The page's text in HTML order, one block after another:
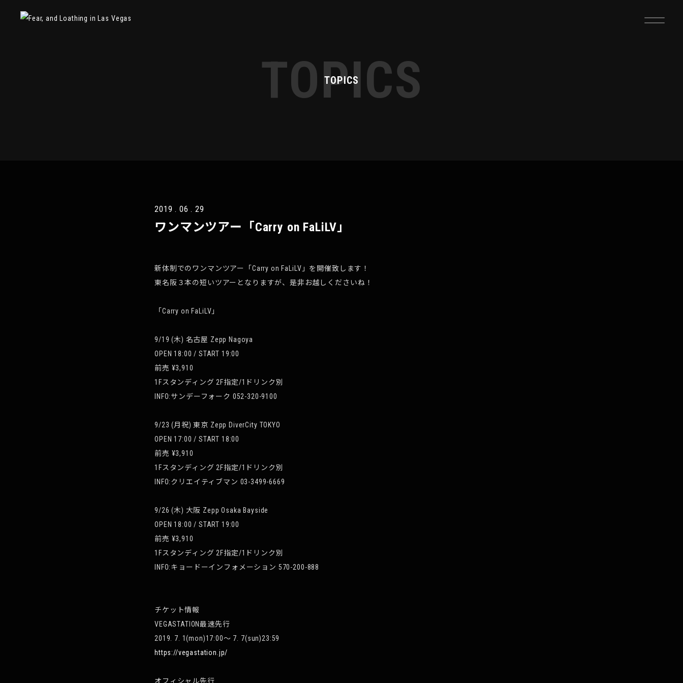
TOPICS
TOPICS
2019 . 06 . 29
ワンマンツアー「Carry on FaLiLV」
新体制でのワンマンツアー「Carry on FaLiLV」を開催致します！
東名阪３本の短いツアーとなりますが、是非お越しくださいね！
「Carry on FaLiLV」
9/19 (木) 名古屋 Zepp Nagoya
OPEN 18:00 / START 19:00
前売 ¥3,910
1Fスタンディング 2F指定/1ドリンク別
INFO:サンデーフォーク 052-320-9100
9/23 (月祝) 東京 Zepp DiverCity TOKYO
OPEN 17:00 / START 18:00
前売 ¥3,910
1Fスタンディング 2F指定/1ドリンク別
INFO:クリエイティブマン 03-3499-6669
9/26 (木) 大阪 Zepp Osaka Bayside
OPEN 18:00 / START 19:00
前売 ¥3,910
1Fスタンディング 2F指定/1ドリンク別
INFO:キョードーインフォメーション 570-200-888
チケット情報
VEGASTATION最速先行
2019. 7. 1(mon)17:00〜 7. 7(sun)23:59
https://vegastation.jp/
オフィシャル先行